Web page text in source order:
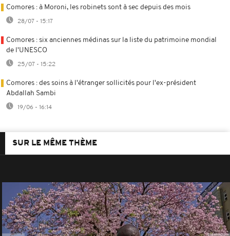
Comores : à Moroni, les robinets sont à sec depuis des mois
28/07 - 15:17
Comores : six anciennes médinas sur la liste du patrimoine mondial
de l'UNESCO
25/07 - 15:22
Comores : des soins à l'étranger sollicités pour l'ex-président
Abdallah Sambi
19/06 - 16:14
SUR LE MÊME THÈME